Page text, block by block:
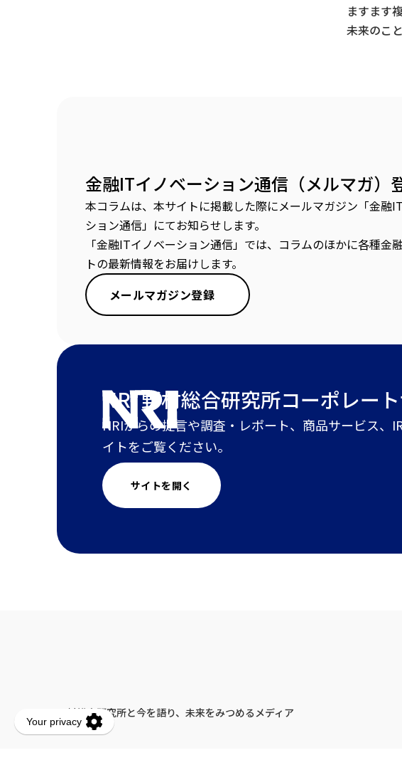
ますます
未来のこ
金融ITイノベーション通信（メルマガ）
本コラムは、本サイトに掲載した際にメールマガジン「金融
ション通信」にてお知らせします。
「金融ITイノベーション通信」では、コラムのほかに各種金
トの最新情報をお届けします。
メールマガジン登録
NRI 野村総合研究所コーポレー
NRIからの提言や調査・レポート、商品サービス、
イトをご覧ください。
サイトを開く
野村総合研究所と今を語り、未来をみつめるメディア